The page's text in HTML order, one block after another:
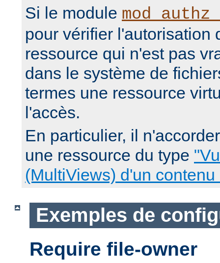
Si le module
pour vérifier l'autorisation
ressource qui n'est pas
dans le système de
termes une ressource
l'accès.
En particulier, il
une ressource du type
(MultiViews) d'un
Exemples de
Require file-owner